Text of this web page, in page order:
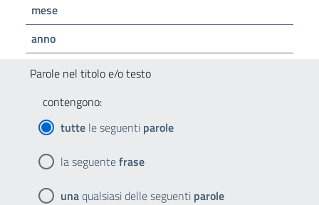
mese
anno
Parole nel titolo e/o testo
contengono:
tutte le seguenti parole
la seguentefrase
unaqualsiasi delle seguenti parole